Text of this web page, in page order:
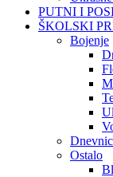
PUTNI I
ŠKOLSKI
Bojenje
Ostalo